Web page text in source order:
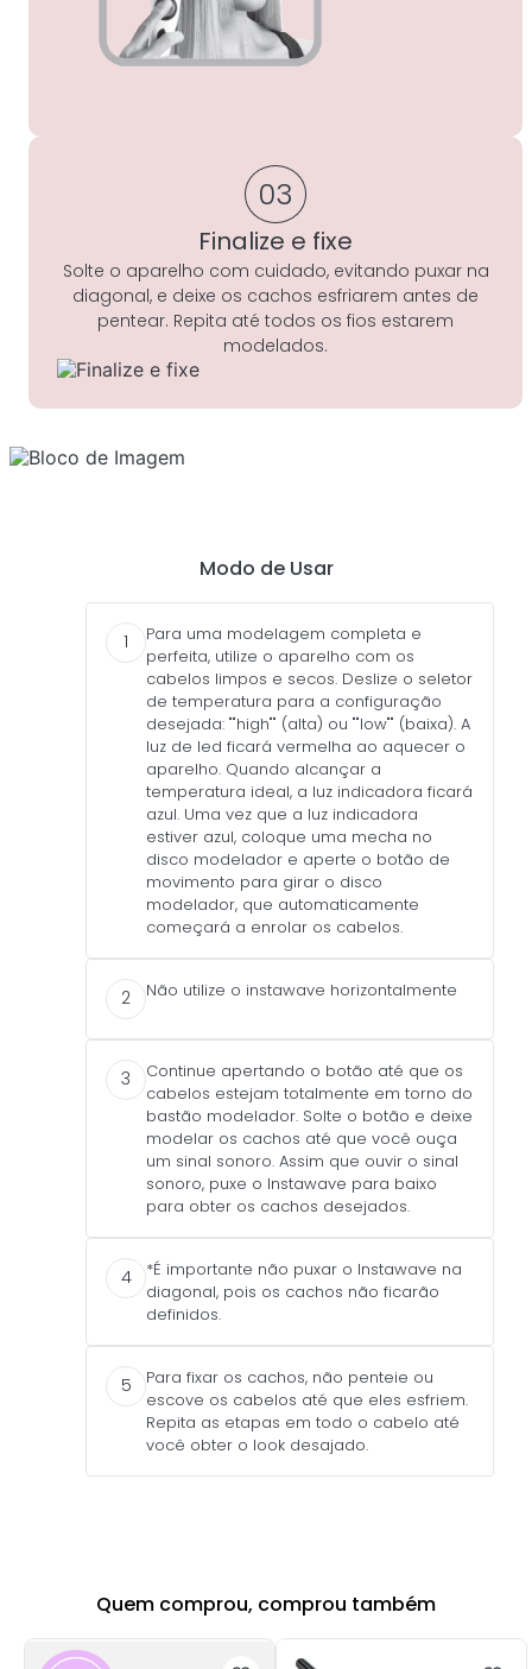
03
Finalize e fixe
Solte o aparelho com cuidado, evitando puxar na
diagonal, e deixe os cachos esfriarem antes de
pentear. Repita até todos os fios estarem
modelados.
Modo de Usar
1
Para uma modelagem completa e
perfeita, utilize o aparelho com os
cabelos limpos e secos. Deslize o seletor
de temperatura para a configuração
desejada: ""high"" (alta) ou ""low"" (baixa). A
luz de led ficará vermelha ao aquecer o
aparelho. Quando alcançar a
temperatura ideal, a luz indicadora ficará
azul. Uma vez que a luz indicadora
estiver azul, coloque uma mecha no
disco modelador e aperte o botão de
movimento para girar o disco
modelador, que automaticamente
começará a enrolar os cabelos.
2 Não utilize o instawave horizontalmente
3
Continue apertando o botão até que os
cabelos estejam totalmente em torno do
bastão modelador. Solte o botão e deixe
modelar os cachos até que você ouça
um sinal sonoro. Assim que ouvir o sinal
sonoro, puxe o Instawave para baixo
para obter os cachos desejados.
4
*É importante não puxar o Instawave na
diagonal, pois os cachos não ficarão
definidos.
5
Para fixar os cachos, não penteie ou
escove os cabelos até que eles esfriem.
Repita as etapas em todo o cabelo até
você obter o look desajado.
Quem comprou, comprou também